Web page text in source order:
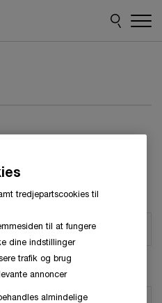
udfyldes.(
Blicher Danielsen
tredjepartscookies til
til at fungere
dine indstillinger
trafik og brug
annoncer
almindelige